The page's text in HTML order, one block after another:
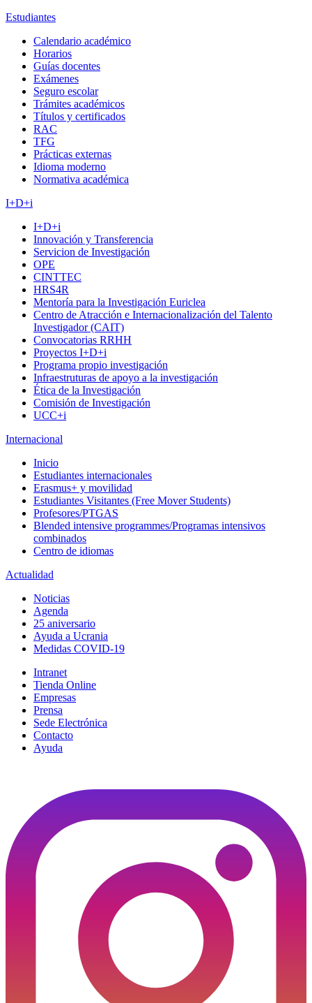
Estudiantes
Calendario académico
Horarios
Guías docentes
Exámenes
Seguro escolar
Trámites académicos
Títulos y certificados
RAC
TFG
Prácticas externas
Idioma moderno
Normativa académica
I+D+i
I+D+i
Innovación y Transferencia
Servicion de Investigación
OPE
CINTTEC
HRS4R
Mentoría para la Investigación Euriclea
Centro de Atracción e Internacionalización del Talento
Investigador (CAIT)
Convocatorias RRHH
Proyectos I+D+i
Programa propio investigación
Infraestruturas de apoyo a la investigación
Ética de la Investigación
Comisión de Investigación
UCC+i
Internacional
Inicio
Estudiantes internacionales
Erasmus+ y movilidad
Estudiantes Visitantes (Free Mover Students)
Profesores/PTGAS
Blended intensive programmes/Programas intensivos
combinados
Centro de idiomas
Actualidad
Noticias
Agenda
25 aniversario
Ayuda a Ucrania
Medidas COVID-19
Intranet
Tienda Online
Empresas
Prensa
Sede Electrónica
Contacto
Ayuda